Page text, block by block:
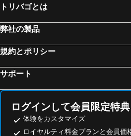
新橋駅
八王子駅
浜松
河口湖
千葉駅
横浜中華街
水道橋駅
川崎
湯河原温泉
那須
秋葉原駅
トリバゴとは
弊社の製品
規約とポリシー
サポート
ログインして会員限定特
体験をカスタマイズ
ロイヤルティ料金プランと会員価